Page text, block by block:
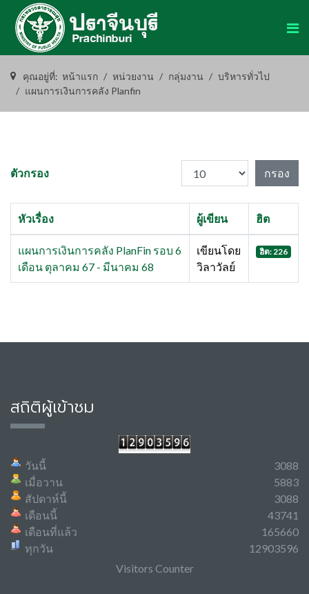
คุณอยู่ที่: หน้าแรก หน่วยงาน กลุ่มงาน
บริหารทั่วไป
แผนการเงินการคลัง Planfin
ตัวกรอง แสดง # กรอง
หัวเรื่อง ผู้เขียน ฮิต
แผนการเงินการคลัง PlanFin รอบ 6
เดือน ตุลาคม 67 - มีนาคม 68
เขียนโดย
วิลาวัลย์
ฮิต: 226
สถิติผู้เข้าชม
วันนี้
เมื่อวาน
สัปดาห์นี้
เดือนนี้
เดือนที่แล้ว
ทุกวัน
3088
5883
3088
43741
165660
12903596
Visitors Counter